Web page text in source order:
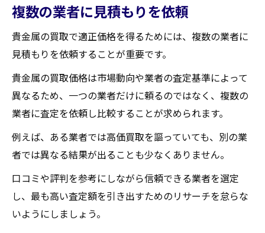
複数の業者に見積もりを依頼
貴金属の買取で適正価格を得るためには、複数の業者に
見積もりを依頼することが重要です。
貴金属の買取価格は市場動向や業者の査定基準によって
異なるため、一つの業者だけに頼るのではなく、複数の
業者に査定を依頼し比較することが求められます。
例えば、ある業者では高価買取を謳っていても、別の業
者では異なる結果が出ることも少なくありません。
口コミや評判を参考にしながら信頼できる業者を選定
し、最も高い査定額を引き出すためのリサーチを怠らな
いようにしましょう。